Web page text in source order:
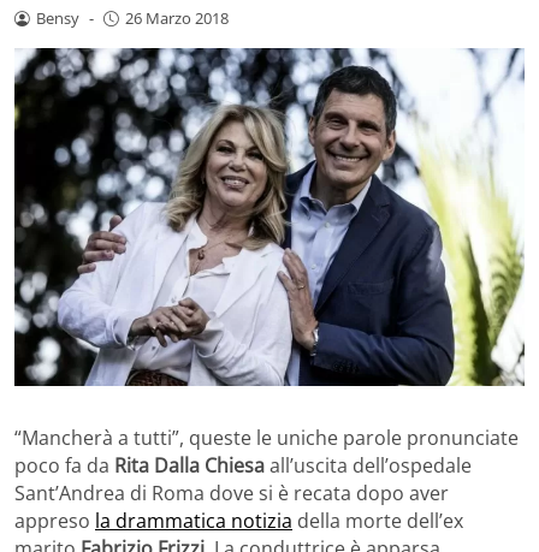
Bensy - 26 Marzo 2018
“Mancherà a tutti”, queste le uniche parole pronunciate
poco fa da Rita Dalla Chiesaall’uscita dell’ospedale
Sant’Andrea di Roma dove si è recata dopo aver
appreso la drammatica notizia della morte dell’ex